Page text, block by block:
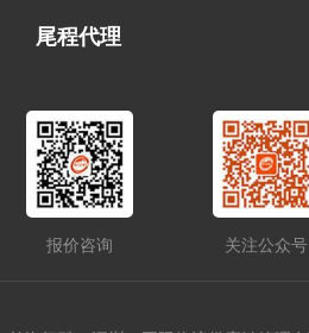
一件代发
FBA中转
贴标换标
拆柜/存储
尾程代理
报价咨询 关注公众号